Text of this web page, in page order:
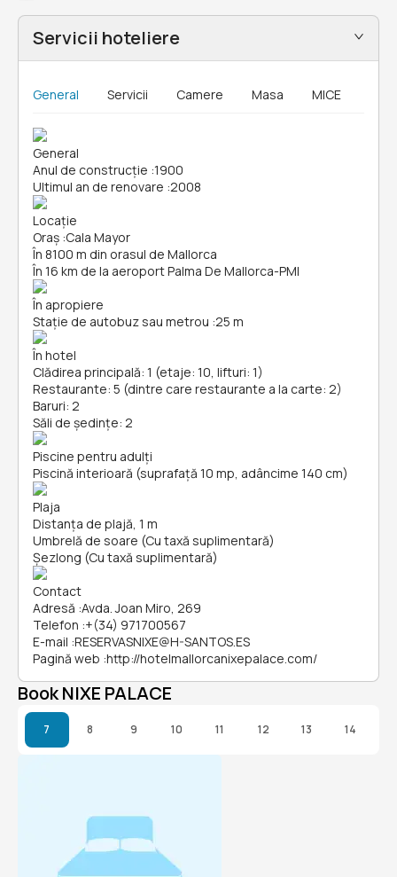
Servicii hoteliere
General Servicii Camere Masa MICE
General
Anul de construcție :1900
Ultimul an de renovare :2008
Locație
Oraș :Cala Mayor
În 8100 m din orasul de Mallorca
În 16 km de la aeroport Palma De Mallorca-PMI
În apropiere
Stație de autobuz sau metrou :25 m
În hotel
Clădirea principală: 1 (etaje: 10, lifturi: 1)
Restaurante: 5 (dintre care restaurante a la carte: 2)
Baruri: 2
Săli de ședințe: 2
Piscine pentru adulți
Piscină interioară (suprafață 10 mp, adâncime 140 cm)
Plaja
Distanța de plajă, 1 m
Umbrelă de soare (Cu taxă suplimentară)
Șezlong (Cu taxă suplimentară)
Contact
Adresă :Avda. Joan Miro, 269
Telefon :+(34) 971700567
E-mail :RESERVASNIXE@H-SANTOS.ES
Pagină web :http://hotelmallorcanixepalace.com/
Book NIXE PALACE
7 8 9 10 11 12 13 14